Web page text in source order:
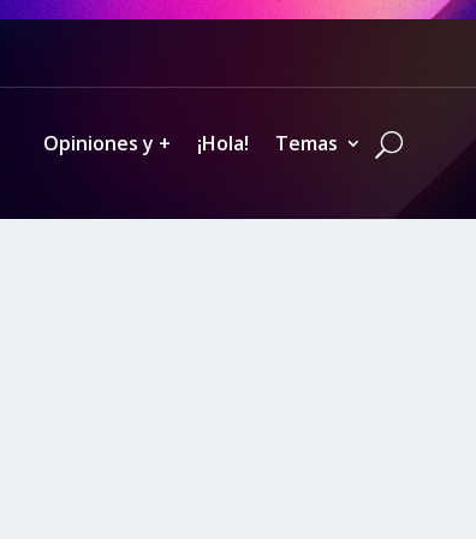
Opiniones y + ¡Hola! Temas